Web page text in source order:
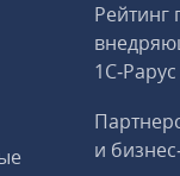
Рейтинг
1С‑Рарус
и